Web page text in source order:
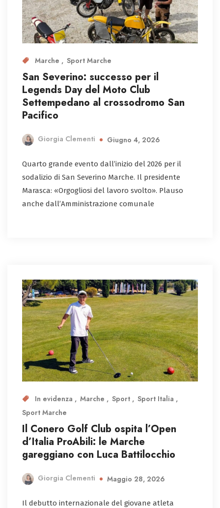
Marche Sport Marche
San Severino: successo per il
Legends Day del Moto Club
Settempedano al crossodromo San
Pacifico
Giorgia Clementi Giugno 4, 2026
Quarto grande evento dall’inizio del 2026 per il
sodalizio di San Severino Marche. Il presidente
Marasca: «Orgogliosi del lavoro svolto». Plauso
anche dall’Amministrazione comunale
In evidenza Marche Sport
Sport Italia
Sport Marche
Il Conero Golf Club ospita l’Open
d’Italia ProAbili: le Marche
gareggiano con Luca Battilocchio
Giorgia Clementi Maggio 28, 2026
Il debutto internazionale del giovane atleta